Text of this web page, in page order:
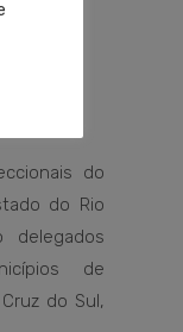
do
do Rio
delegados
de
do Sul,